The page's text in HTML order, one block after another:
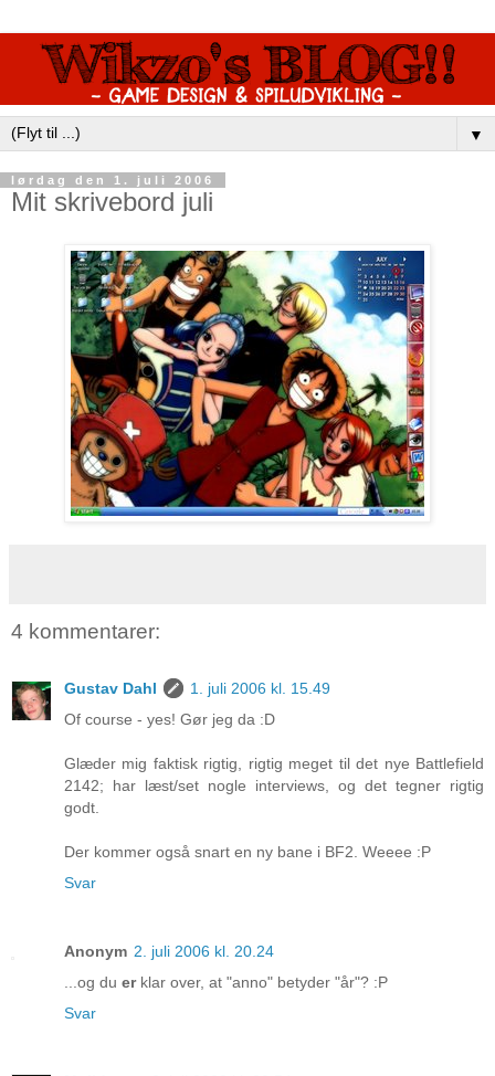
▼
lørdag den 1. juli 2006
Mit skrivebord juli
4 kommentarer:
Gustav Dahl
1. juli 2006 kl. 15.49
Of course - yes! Gør jeg da :D
Glæder mig faktisk rigtig, rigtig meget til det nye Battlefield
2142; har læst/set nogle interviews, og det tegner rigtig
godt.
Der kommer også snart en ny bane i BF2. Weeee :P
Svar
Anonym 2. juli 2006 kl. 20.24
...og du erklar over, at "anno" betyder "år"? :P
Svar